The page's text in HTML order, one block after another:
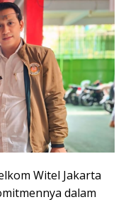
Witel Jakarta
dalam